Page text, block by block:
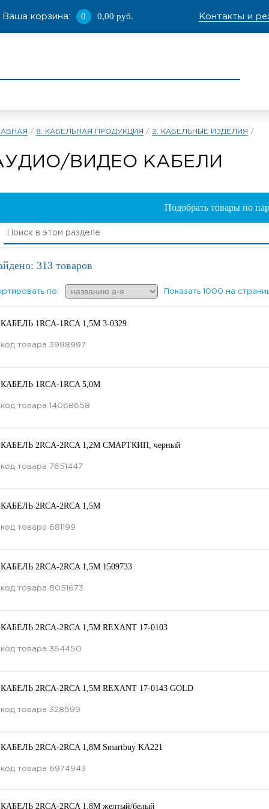
Ваша корзина: 0 0,00 руб. Контакты и
/ 8. КАБЕЛЬНАЯ ПРОДУКЦИЯ / 2. КАБЕЛЬНЫЕ ИЗДЕЛИЯ /
ВИДЕО КАБЕЛИ
Подобрать товары по
313 товаров
по: Показать 1000 на
КАБЕЛЬ 1RCA-1RCA 1,5M 3-0329
код товара 3998997
КАБЕЛЬ 1RCA-1RCA 5,0M
код товара 14068658
КАБЕЛЬ 2RCA-2RCA 1,2М СМАРТКИП, черный
код товара 7651447
КАБЕЛЬ 2RCA-2RCA 1,5М
код товара 681199
КАБЕЛЬ 2RCA-2RCA 1,5М 1509733
код товара 8051673
КАБЕЛЬ 2RCA-2RCA 1,5М REXANT 17-0103
код товара 364450
КАБЕЛЬ 2RCA-2RCA 1,5М REXANT 17-0143 GOLD
код товара 328599
КАБЕЛЬ 2RCA-2RCA 1,8M Smartbuy KA221
код товара 6974943
КАБЕЛЬ 2RCA-2RCA 1,8M желтый/белый